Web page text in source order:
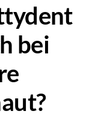
bei